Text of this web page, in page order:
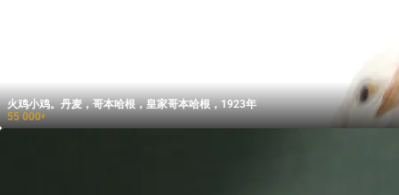
火鸡小鸡。丹麦，哥本哈根，皇家哥本哈根，1923年
55 000₽